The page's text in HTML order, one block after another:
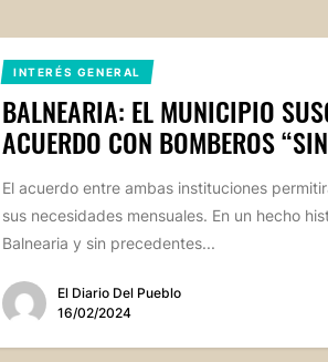
INTERÉS GENERAL
BALNEARIA: EL MUNICIPIO
ACUERDO CON BOMBEROS
El acuerdo entre ambas instituciones
sus necesidades mensuales. En un hecho
Balnearia y sin precedentes...
El Diario Del Pueblo
16/02/2024